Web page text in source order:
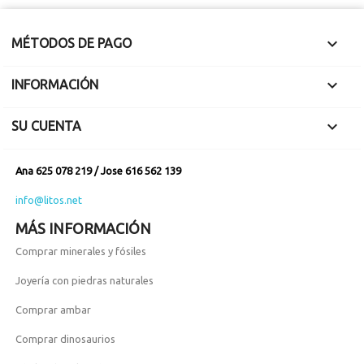
MÉTODOS DE PAGO 
INFORMACIÓN 
SU CUENTA 
Ana 625 078 219 / Jose 616 562 139
info@litos.net
MÁS INFORMACIÓN
Comprar minerales y fósiles
Joyería con piedras naturales
Comprar ambar
Comprar dinosaurios